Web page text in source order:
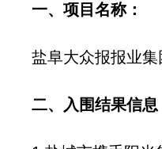
一、项目名称：
盐阜大众报报业
二、入围结果信息